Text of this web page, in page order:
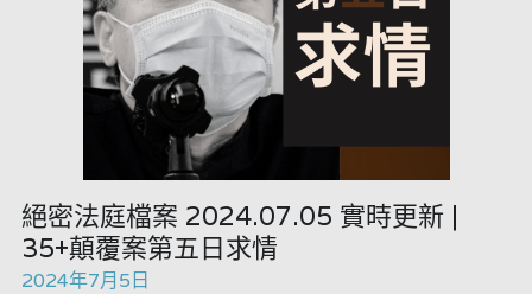
絕密法庭檔案 2024.07.05 實時更新 |
35+顛覆案第五日求情
2024年7月5日